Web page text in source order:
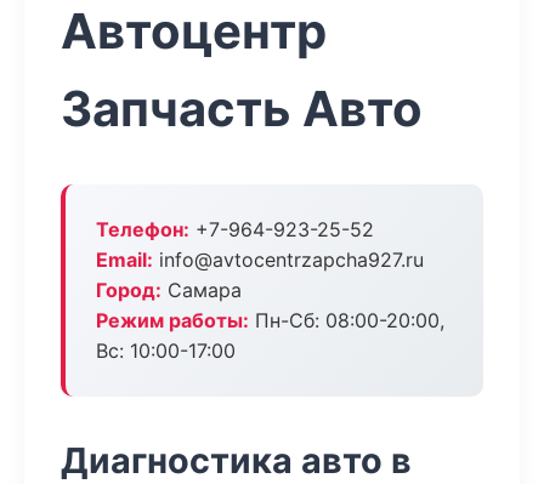
Автоцентр
Запчасть Авто
Телефон: +7-964-923-25-52
Email: info@avtocentrzapcha927.ru
Город: Самара
Режим работы: Пн-Сб: 08:00-20:00,
Вс: 10:00-17:00
Диагностика авто в